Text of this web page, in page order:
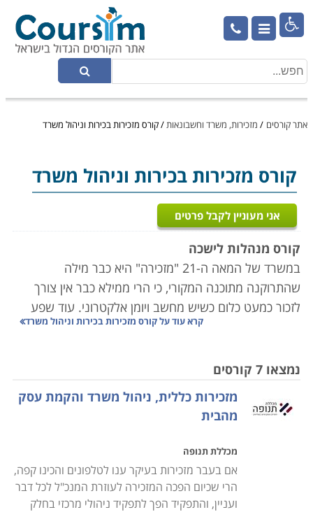

אתר קורסים / מזכירות, משרד וחשבונאות/קורס מזכירות בכירות וניהול משרד
קורס מזכירות בכירות וניהול משרד
אני מעוניין לקבל פרטים
קורס מנהלות לישכה
במשרד של המאה ה-21 "מזכירה" היא כבר מילה
שהתרוקנה מתוכנה המקורי, כי הרי ממילא כבר אין צורך
לזכור כמעט כלום כשיש מחשב ויומן אלקטרוני. עוד שפע
פעולות מסורתיות של המשרה נזנחו הודות לכלים
תפקיד המזכירה להקליד מסמכים, הרי שכיום בכל מחשב יש
שיחות במרכזייה הטלפונית, כיום כל עובד ממילא מקבל
ישירות את הפניות המיועדות אליו בסלולרי האישי שלו.
תהליכים אלו לא רוקנו מתוכנה את עבודת המזכירה, אלא
דווקא שחררו אותה ממלאכות שירות מרגיזות ומטריחות
בדרך להפוך למנהלת אדמיניסטרטיבית של יחידת הפעילות
או בקיצור, מנהלת לשכה.
קרא עוד עלקורס מזכירות בכירות וניהול משרד
נמצאו 7 קורסים
מזכירות כללית, ניהול משרד והקמת עסק
מהבית
מכללת תנופה
אם בעבר מזכירות בעיקר ענו לטלפונים והכינו קפה,
הרי שכיום הפכה המזכירה לעוזרת המנכ"ל לכל דבר
ועניין, והתפקיד הפך לתפקיד ניהולי מרכזי בחלק